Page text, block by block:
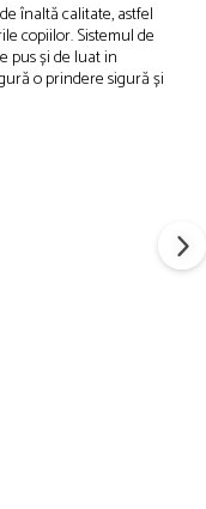
înaltă calitate, astfel
copiilor. Sistemul de
pus și de luat in
o prindere sigură și